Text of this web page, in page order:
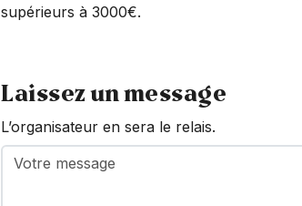
supérieurs à 3000€.
Laissez un message
L’organisateur en sera le relais.